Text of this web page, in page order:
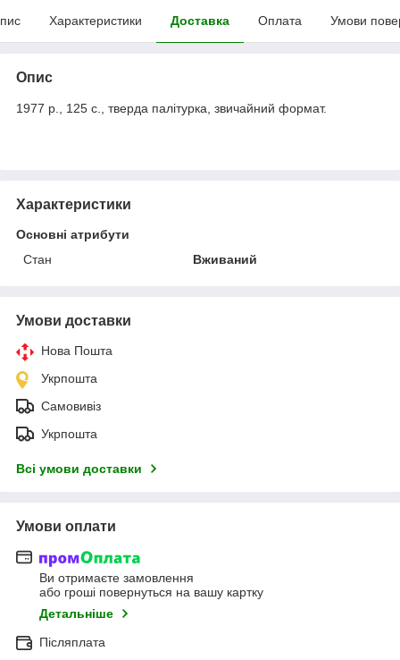
Характеристики Доставка Оплата Умови
Опис
1977 р., 125 с., тверда палітурка, звичайний формат.
Характеристики
Основні атрибути
Стан
Вживаний
Умови доставки
Нова Пошта
Укрпошта
Самовивіз
Укрпошта
Всі умови доставки
Умови оплати
Ви отримаєте замовлення
або гроші повернуться на вашу картку
Детальніше
Післяплата